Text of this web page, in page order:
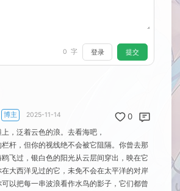
0 字 登录 提交
博主 2025-11-14 0
，泛着云色的浪。去看海吧，
杆，但你的视线绝不会被它阻隔。你曾去那
飞过，银白色的阳光从云层间穿出，映在它
大西洋见过的它，未免不会在太平洋的对岸
以把每一串波浪看作水鸟的影子，它们都曾